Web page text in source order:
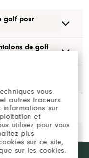
vous
autres traceurs.
informations sur
et
utilisez pour vous
plus
sur ce site,
sur les cookies.
golf pour
de golf
un pantalon
homme ?